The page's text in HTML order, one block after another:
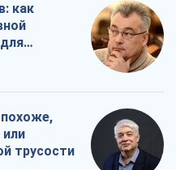
как
похоже,
трусости